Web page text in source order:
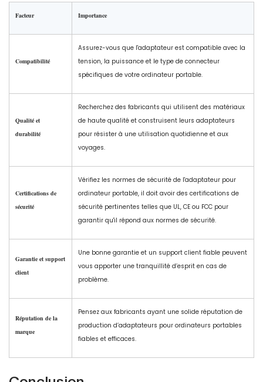
Facteur Importance
Compatibilité
Assurez-vous que l'adaptateur est compatible avec la
tension, la puissance et le type de connecteur
spécifiques de votre ordinateur portable.
Qualité et
durabilité
Recherchez des fabricants qui utilisent des matériaux
de haute qualité et construisent leurs adaptateurs
pour résister à une utilisation quotidienne et aux
voyages.
Certifications de
sécurité
Vérifiez les normes de sécurité de l'adaptateur pour
ordinateur portable, il doit avoir des certifications de
sécurité pertinentes telles que UL, CE ou FCC pour
garantir qu'il répond aux normes de sécurité.
Garantie et support
client
Une bonne garantie et un support client fiable peuvent
vous apporter une tranquillité d’esprit en cas de
problème.
Réputation de la
marque
Pensez aux fabricants ayant une solide réputation de
production d’adaptateurs pour ordinateurs portables
fiables et efficaces.